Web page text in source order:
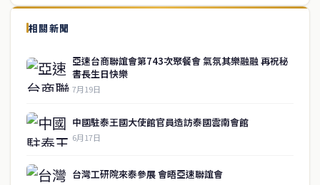
相關新聞
亞速台商聯誼會第743次聚餐會 氣氛其樂融融 再祝秘
書長生日快樂
7月19日
中國駐泰王國大使館官員造訪泰國雲南會館
6月17日
台灣工研院來泰參展 會晤亞速聯誼會
泰國中文新聞（TCN）是一家總部設於曼谷的中文新聞媒體，致力於
報導泰國當地政治、經濟、華人社群與社會時事，為在泰華人讀者提
供即時、客觀、多元的中文新聞內容。
快速連結
即時 工商
service@thaichinesenews.com ↑ 回到頂端